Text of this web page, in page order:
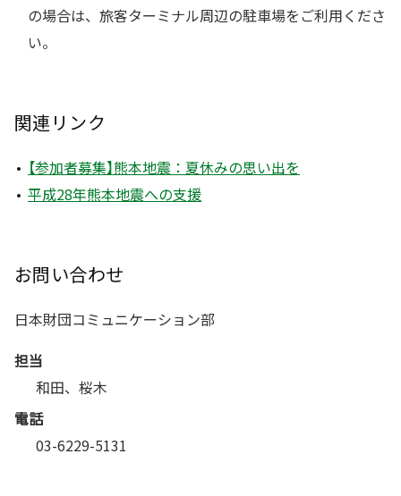
の場合は、旅客ターミナル周辺の駐車場をご利用くださ
い。
関連リンク
【参加者募集】熊本地震：夏休みの思い出を
平成28年熊本地震への支援
お問い合わせ
日本財団コミュニケーション部
担当
和田、桜木
電話
03-6229-5131